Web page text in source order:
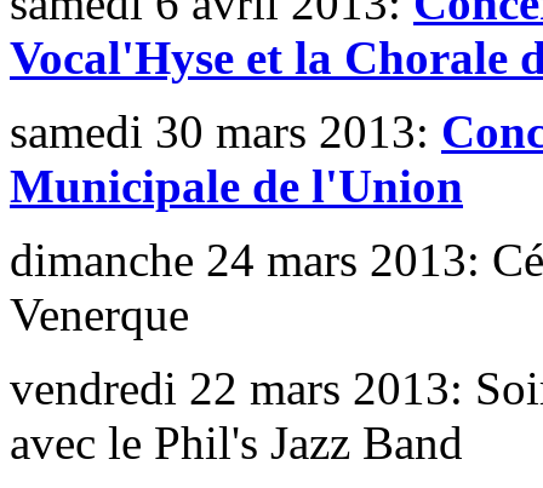
Vocal'Hyse et la Chorale
samedi 30 mars 2013:
Municipale de l'Union
dimanche 24 mars 2013:
Venerque
vendredi 22 mars 2013:
avec le Phil's Jazz Band